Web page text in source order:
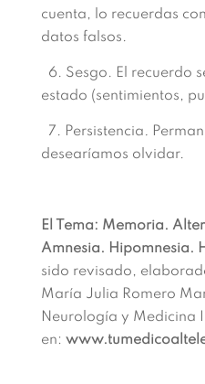
cuenta, lo recuerdas
datos falsos.
6. Sesgo. El recuerdo
estado (sentimientos,
7. Persistencia.
desearíamos olvidar.​
El Tema: Memoria.
Amnesia. Hipomnesia.
sido revisado,
María Julia Romero
Neurología y Medicina
en: